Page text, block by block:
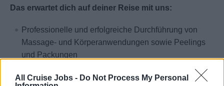
All Cruise Jobs - Do Not Process My Personal
Das erwartet dich auf deiner Reise mit uns:
Professionelle und erfolgreiche Durchführung von
Massage- und Körperanwendungen sowie Peelings
und Packungen
Empfang bis zur Verabschiedung